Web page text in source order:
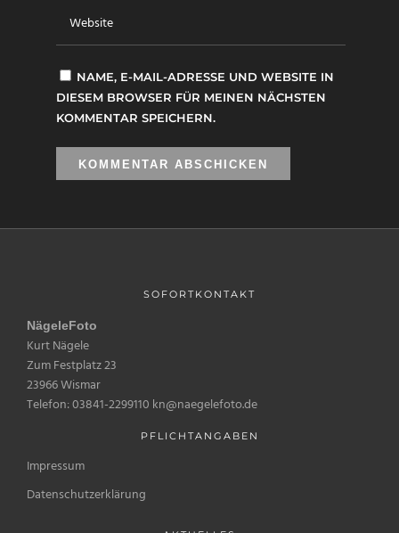
NAME, E-MAIL-ADRESSE UND WEBSITE IN
DIESEM BROWSER FÜR MEINEN NÄCHSTEN
KOMMENTAR SPEICHERN.
SOFORTKONTAKT
NägeleFoto
Kurt Nägele
Zum Festplatz 23
23966 Wismar
Telefon: 03841-2299110 kn@naegelefoto.de
PFLICHTANGABEN
Impressum
Datenschutzerklärung